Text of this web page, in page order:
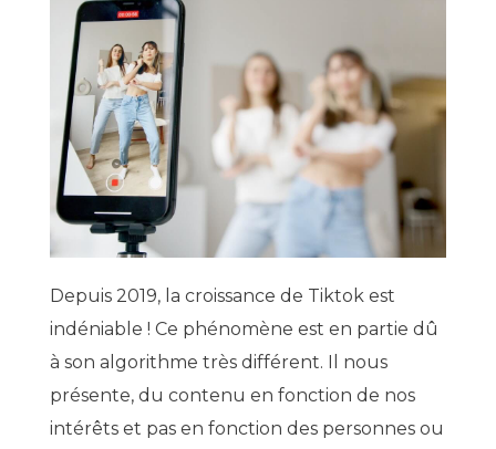
Depuis 2019, la croissance de Tiktok est
indéniable ! Ce phénomène est en partie dû
à son algorithme très différent. Il nous
présente, du contenu en fonction de nos
intérêts et pas en fonction des personnes ou